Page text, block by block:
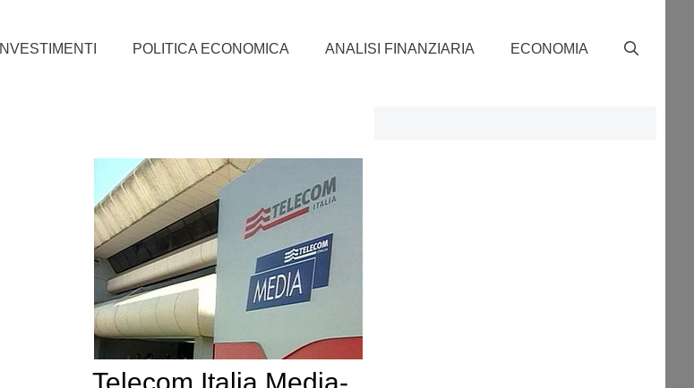
INVESTIMENTI POLITICA ECONOMICA ANALISI FINANZIARIA ECONOMIA